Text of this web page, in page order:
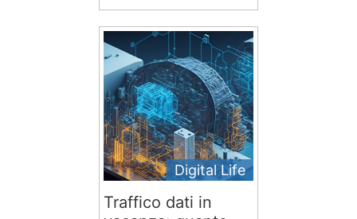
Digital Life
Traffico dati in